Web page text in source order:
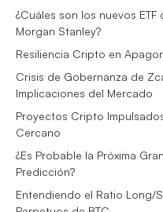
¿Cuáles son los nuevos
Morgan Stanley?
Resiliencia Cripto en
Crisis de Gobernanza de
Implicaciones del Mercado
Proyectos Cripto
Cercano
¿Es Probable la Próxima
Predicción?
Entendiendo el Ratio Long/